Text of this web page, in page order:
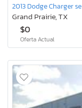
2013 Dodge Charger se
Grand Prairie, TX
$0
Oferta Actual